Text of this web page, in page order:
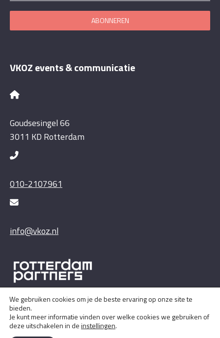
ABONNEREN
VKOZ events & communicatie
Goudsesingel 66
3011 KD Rotterdam
010-2107961
info@vkoz.nl
We gebruiken cookies om je de beste ervaring op onze site te
bieden.
Je kunt meer informatie vinden over welke cookies we gebruiken of
deze uitschakelen in deinstellingen.